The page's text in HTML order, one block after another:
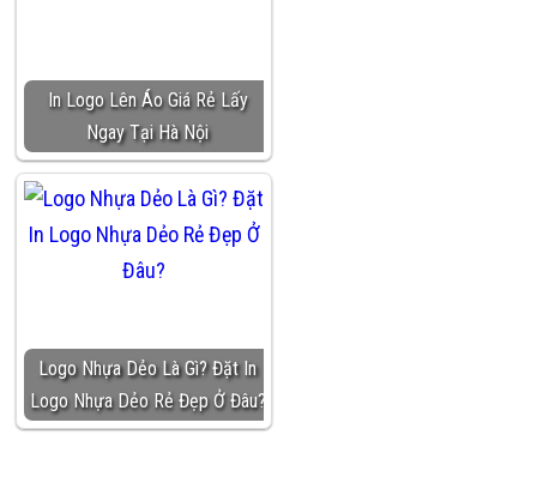
In Logo Lên Áo Giá Rẻ Lấy
Ngay Tại Hà Nội
Logo Nhựa Dẻo Là Gì? Đặt In
Logo Nhựa Dẻo Rẻ Đẹp Ở Đâu?